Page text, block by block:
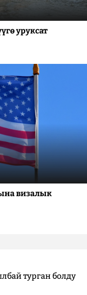
уруксат
визалык
турган болду